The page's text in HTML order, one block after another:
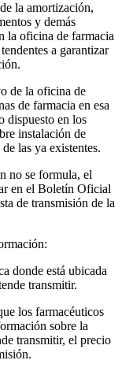
la amortización,
y demás
la oficina de farmacia
a garantizar
de la oficina de
de farmacia en esa
dispuesto en los
instalación de
las ya existentes.
no se formula, el
en el Boletín Oficial
de transmisión de la
donde está ubicada
transmitir.
los farmacéuticos
sobre la
transmitir, el precio